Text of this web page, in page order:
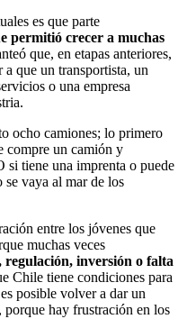
es que parte
permitió crecer a muchas
que, en etapas anteriores,
a que un transportista, un
o una empresa
ocho camiones; lo primero
compre un camión y
si tiene una imprenta o puede
se vaya al mar de los
entre los jóvenes que
muchas veces
inversión o falta
Chile tiene condiciones para
posible volver a dar un
hay frustración en los